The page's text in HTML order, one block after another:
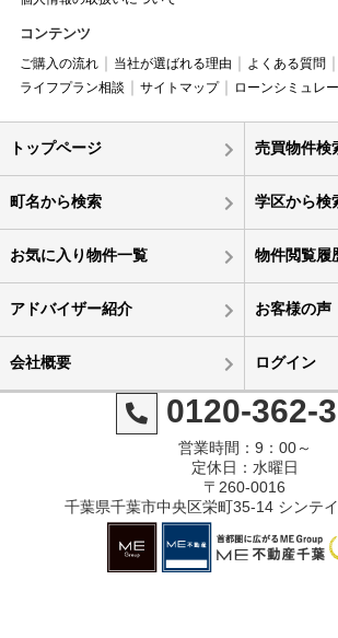
コンテンツ
ご購入の流れ 当社が選ばれる理由 よくある質問
ライフプラン相談
サイトマップ ローンシミュレ
トップページ 売買物件検
町名から検索 学区から検
お気に入り物件一覧 物件閲覧履
アドバイザー紹介 お客様の声
会社概要 ログイン
0120-362-
営業時間：9：00～
定休日：水曜日
〒260-0016
千葉県千葉市中央区栄町35-14 シンテ